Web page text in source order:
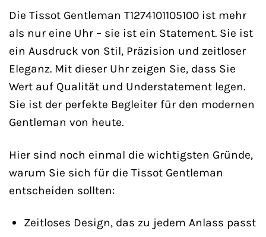
Die Tissot Gentleman T1274101105100 ist mehr
als nur eine Uhr – sie ist ein Statement. Sie ist
ein Ausdruck von Stil, Präzision und zeitloser
Eleganz. Mit dieser Uhr zeigen Sie, dass Sie
Wert auf Qualität und Understatement legen.
Sie ist der perfekte Begleiter für den modernen
Gentleman von heute.
Hier sind noch einmal die wichtigsten Gründe,
warum Sie sich für die Tissot Gentleman
entscheiden sollten:
Zeitloses Design, das zu jedem Anlass passt